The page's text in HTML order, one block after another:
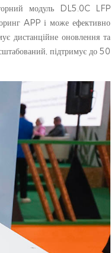
модуль DL5.0C LFP
APP і може ефективно
дистанційне оновлення та
підтримує до 50